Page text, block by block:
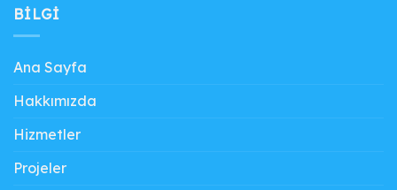
BILGI
Ana Sayfa
Hakkımızda
Hizmetler
Projeler